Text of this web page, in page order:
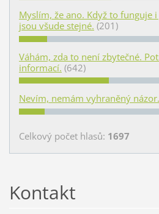
Myslím, že ano. Když to funguje
jsou všude stejné. (201)
Váhám, zda to není zbytečné.
informací. (642)
Nevím, nemám vyhraněný názor.
Celkový počet hlasů: 1697
Kontakt